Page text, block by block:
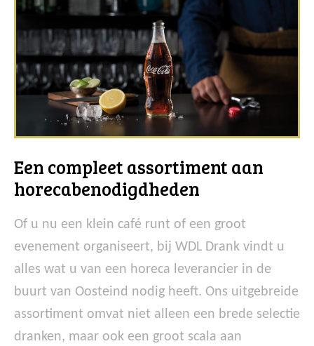
Een compleet assortiment aan
horecabenodigdheden
Of u nu een klein café runt of een groot
evenement organiseert, bij WDL Drank vindt u
alles wat u van een horeca leverancier in de
buurt van Oosteind nodig heeft. Ons uitgebreide
assortiment omvat niet alleen een brede selectie
dranken, maar ook een groot scala aan